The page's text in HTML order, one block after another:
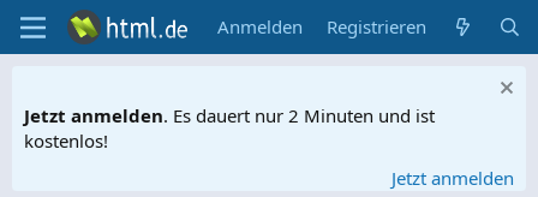
Anmelden Registrieren
Jetzt anmelden. Es dauert nur 2 Minuten und ist
kostenlos!
Jetzt anmelden